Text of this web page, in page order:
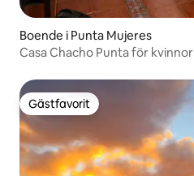
Boende i Punta Mujeres
Casa Chacho Punta för kvinnor
Gästfavorit
Gästfavorit